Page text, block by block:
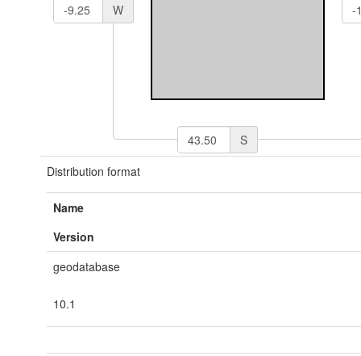
S
W
Distribution format
Name
Version
geodatabase
10.1